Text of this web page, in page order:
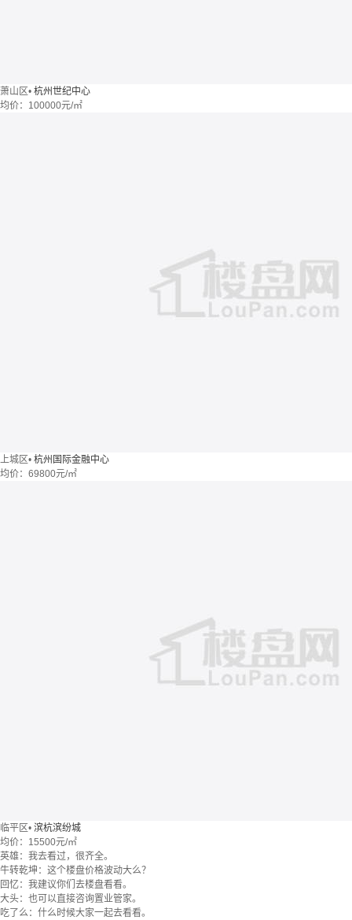
萧山区• 杭州世纪中心
均价： 100000元/㎡
上城区• 杭州国际金融中心
均价： 69800元/㎡
临平区• 滨杭滨纷城
均价： 15500元/㎡
英雄：我去看过，很齐全。
牛转乾坤：这个楼盘价格波动大么？
回忆：我建议你们去楼盘看看。
大头：也可以直接咨询置业管家。
吃了么：什么时候大家一起去看看。